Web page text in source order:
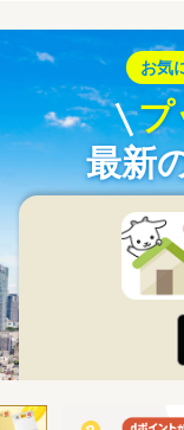
お気
プ
最新